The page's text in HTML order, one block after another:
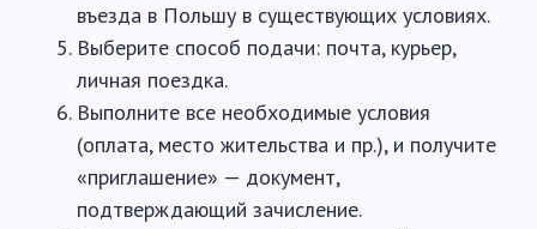
въезда в Польшу в существующих условиях.
Выберите способ подачи: почта, курьер,
личная поездка.
Выполните все необходимые условия
(оплата, место жительства и пр.), и получите
«приглашение» — документ,
подтверждающий зачисление.